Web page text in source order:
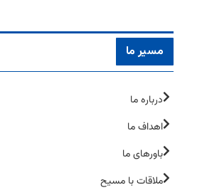
مسیر ما
درباره ما
اهداف ما
باورهای ما
ملاقات با مسیح